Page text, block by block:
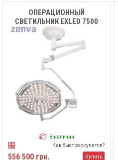
ОПЕРАЦИОННЫЙ
СВЕТИЛЬНИК EXLED 7500
В наличии
Как быстро окупится?
556 500 грн. Купить